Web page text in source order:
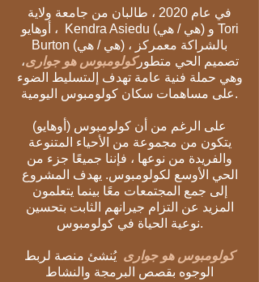
في عام 2020 ، طالبان من جامعة ولاية
أوهايو ،
Kendra Asiedu (هي / هي) و Tori
Burton (هي / هي) ، بالشراكة معمركز
تصميم الحي متطوركولومبوس هو جوارى،
وهي حملة فنية عامة تهدف إلىتسليط الضوء
على مساهمات سكان كولومبوس اليومية.
على الرغم من أن كولومبوس (أوهايو)
يتكون من مجموعة من الأحياء المتنوعة
والفريدة من نوعها ، فإننا جميعًا جزء من
الحي الأوسع لكولومبوس. يهدف المشروع
إلى جمع المجتمعات معًا بينما يتعلمون
المزيد عن التزام جيرانهم الثابت بتحسين
نوعية الحياة في كولومبوس.
كولومبوس هو جوارى يُنشئ منصة لربط
الوجوه بقصص البرمجة والنشاط